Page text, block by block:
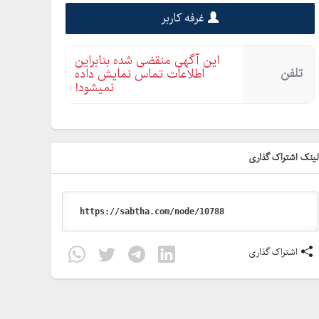
غرفه کاربر
تلفن
این آگهی منقضی شده بنابراین
اطلاعات تماس نمایش داده
نمیشود!
اشتراک گذاری
اشتراک گذاری